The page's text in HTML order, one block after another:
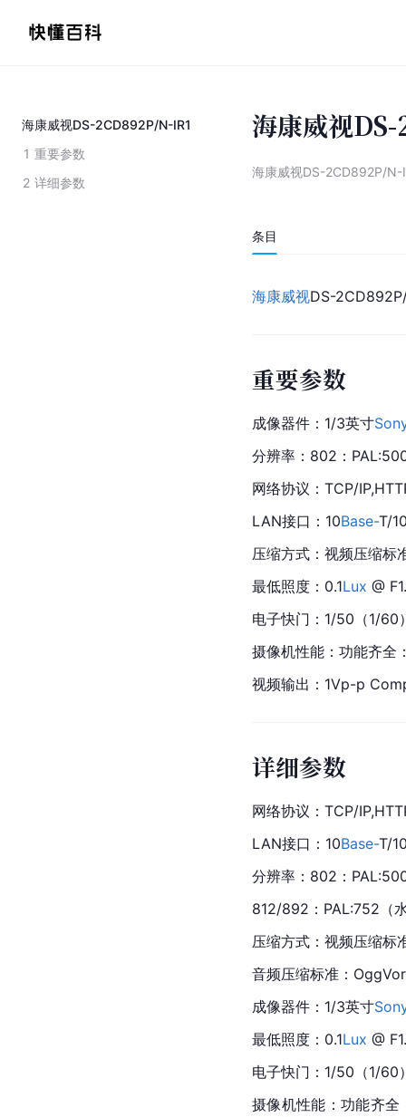
海康威视DS-2CD892P/N-IR1
1 重要参数
2 详细参数
海康威视
海康威视DS-2CD892P/N-
条目
海康威视DS-
重要参数
成像器件：1/3英寸
分辨率：802：
网络协议：TCP/
LAN接口：10Base-T/
压缩方式：视频压缩标
最低照度：0.1Lux @
电子快门：1/50（1/60
摄像机性能：功能齐全
视频输出：1Vp-p
详细参数
网络协议：TCP/
LAN接口：10Base-T/
分辨率：802：
812/892：PAL:752（
压缩方式：视频压缩标
音频压缩标准：
成像器件：1/3英寸
最低照度：0.1Lux @
电子快门：1/50（1/60
摄像机性能：功能齐